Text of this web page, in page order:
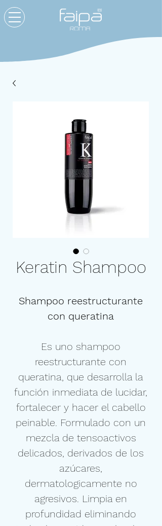
Keratin Shampoo
Shampoo reestructurante
con queratina
Es uno shampoo
reestructurante con
queratina, que desarrolla la
función inmediata de lucidar,
fortalecer y hacer el cabello
peinable. Formulado con un
mezcla de tensoactivos
delicados, derivados de los
azúcares,
dermatologicamente no
agresivos. Limpia en
profundidad eliminando